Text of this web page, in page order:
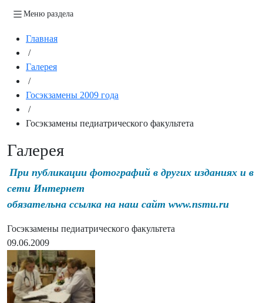
Меню раздела
Главная
/
Галерея
/
Госэкзамены 2009 года
/
Госэкзамены педиатрического факультета
Галерея
При публикации фотографий в других изданиях и в
сети Интернет
обязательна ссылка на наш сайт www.nsmu.ru
Госэкзамены педиатрического факультета
09.06.2009